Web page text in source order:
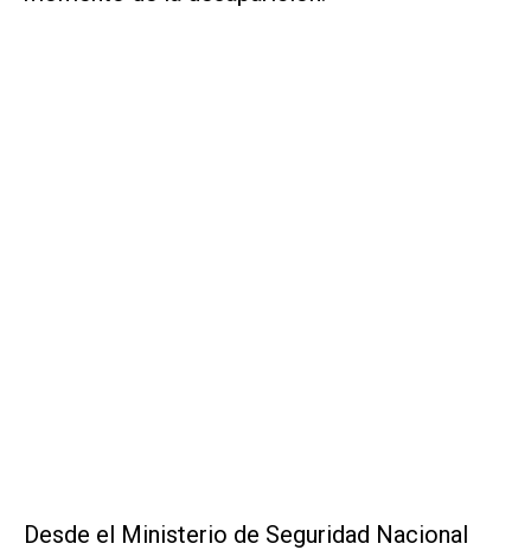
Desde el Ministerio de Seguridad Nacional